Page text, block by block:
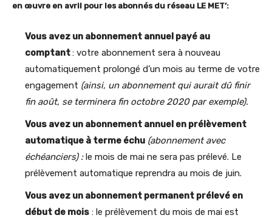
en œuvre en avril pour les abonnés du réseau LE MET’:
Vous avez un abonnement annuel payé au
comptant: votre abonnement sera à nouveau
automatiquement prolongé d’un mois au terme de votre
engagement (ainsi, un abonnement qui aurait dû finir
fin août, se terminera fin octobre 2020 par exemple).
Vous avez un abonnement annuel en prélèvement
automatique à terme échu (abonnement avec
échéanciers) :le mois de mai ne sera pas prélevé. Le
prélèvement automatique reprendra au mois de juin.
Vous avez un abonnement permanent prélevé en
début de mois : le prélèvement du mois de mai est